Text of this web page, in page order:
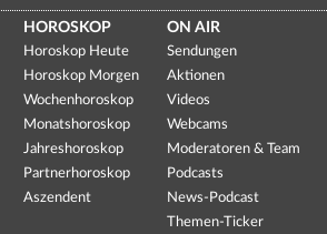
HOROSKOP
Horoskop Heute
Horoskop Morgen
Wochenhoroskop
Monatshoroskop
Jahreshoroskop
Partnerhoroskop
Aszendent
ON AIR
Sendungen
Aktionen
Videos
Webcams
Moderatoren & Team
Podcasts
News-Podcast
Themen-Ticker